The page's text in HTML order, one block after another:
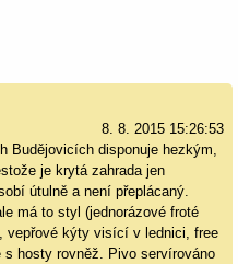
8. 8. 2015 15:26:53
Budějovicích disponuje hezkým,
je krytá zahrada jen
útulně a není přeplácaný.
má to styl (jednorázové froté
vepřové kýty visící v lednici, free
s hosty rovněž. Pivo servírováno